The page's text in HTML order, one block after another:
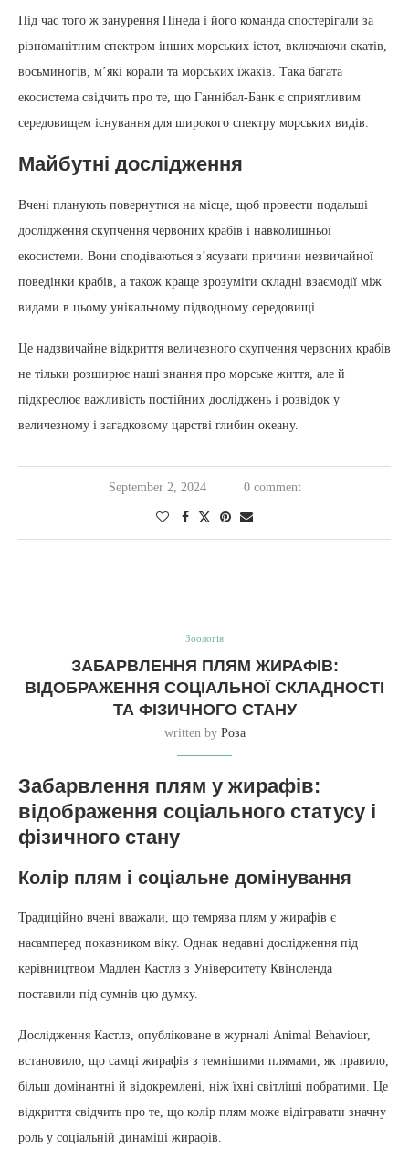
Під час того ж занурення Пінеда і його команда спостерігали за
різноманітним спектром інших морських істот, включаючи скатів,
восьминогів, м’які корали та морських їжаків. Така багата
екосистема свідчить про те, що Ганнібал-Банк є сприятливим
середовищем існування для широкого спектру морських видів.
Майбутні дослідження
Вчені планують повернутися на місце, щоб провести подальші
дослідження скупчення червоних крабів і навколишньої
екосистеми. Вони сподіваються з’ясувати причини незвичайної
поведінки крабів, а також краще зрозуміти складні взаємодії між
видами в цьому унікальному підводному середовищі.
Це надзвичайне відкриття величезного скупчення червоних крабів
не тільки розширює наші знання про морське життя, але й
підкреслює важливість постійних досліджень і розвідок у
величезному і загадковому царстві глибин океану.
September 2, 2024 0 comment
Зоологія
ЗАБАРВЛЕННЯ ПЛЯМ ЖИРАФІВ:
ВІДОБРАЖЕННЯ СОЦІАЛЬНОЇ СКЛАДНОСТІ
ТА ФІЗИЧНОГО СТАНУ
written by Роза
Забарвлення плям у жирафів:
відображення соціального статусу і
фізичного стану
Колір плям і соціальне домінування
Традиційно вчені вважали, що темрява плям у жирафів є
насамперед показником віку. Однак недавні дослідження під
керівництвом Мадлен Кастлз з Університету Квінсленда
поставили під сумнів цю думку.
Дослідження Кастлз, опубліковане в журналі Animal Behaviour,
встановило, що самці жирафів з темнішими плямами, як правило,
більш домінантні й відокремлені, ніж їхні світліші побратими. Це
відкриття свідчить про те, що колір плям може відігравати значну
роль у соціальній динаміці жирафів.